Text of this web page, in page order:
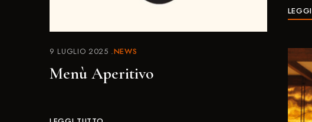
9 LUGLIO 2025 NEWS
Menù Aperitivo